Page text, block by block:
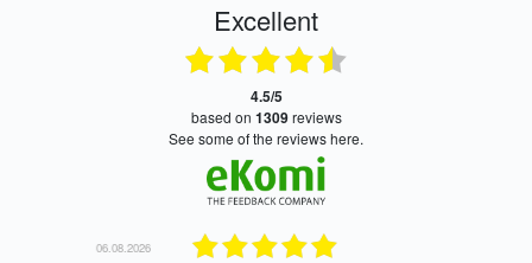
Excellent
4.5/5
based on 1309reviews
see some of the reviews here.